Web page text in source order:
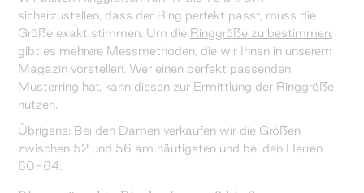
sicherzustellen, dass der Ring perfekt passt, muss die
Größe exakt stimmen. Um die Ringgröße zu bestimmen
gibt es mehrere Messmethoden, die wir Ihnen in unserem
Magazin vorstellen. Wer einen perfekt passenden
Musterring hat, kann diesen zur Ermittlung der Ringgröße
nutzen.
Übrigens: Bei den Damen verkaufen wir die Größen
zwischen 52 und 56 am häufigsten und bei den Herren
60-64.